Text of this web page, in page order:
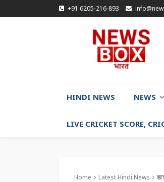
+91 6205-216-893
HINDI NEWS NEWS
LIVE CRICKET SCORE,
Home Latest Hindi News